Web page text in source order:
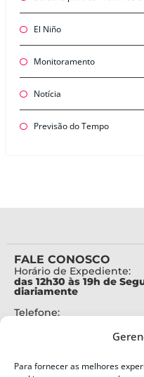
Para fornecer as melhores
El Niño
Monitoramento
Notícia
Previsão do Tempo
FALE CONOSCO
Horário de Expediente:
das 12h30 às 19h de
diariamente
Telefone: